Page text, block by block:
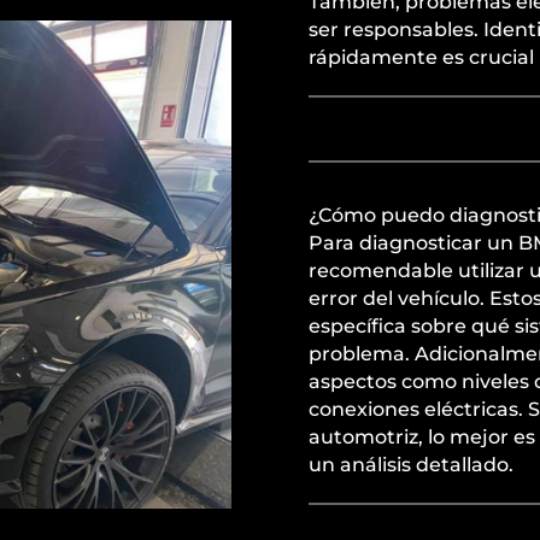
ser responsables.
rápidamente es crucial
¿Cómo puedo
Para diagnosticar un
recomendable utilizar
error del vehículo.
específica sobre qué
problema.
aspectos como niveles
conexiones eléctricas.
automotriz, lo mejor es
un análisis detallado.